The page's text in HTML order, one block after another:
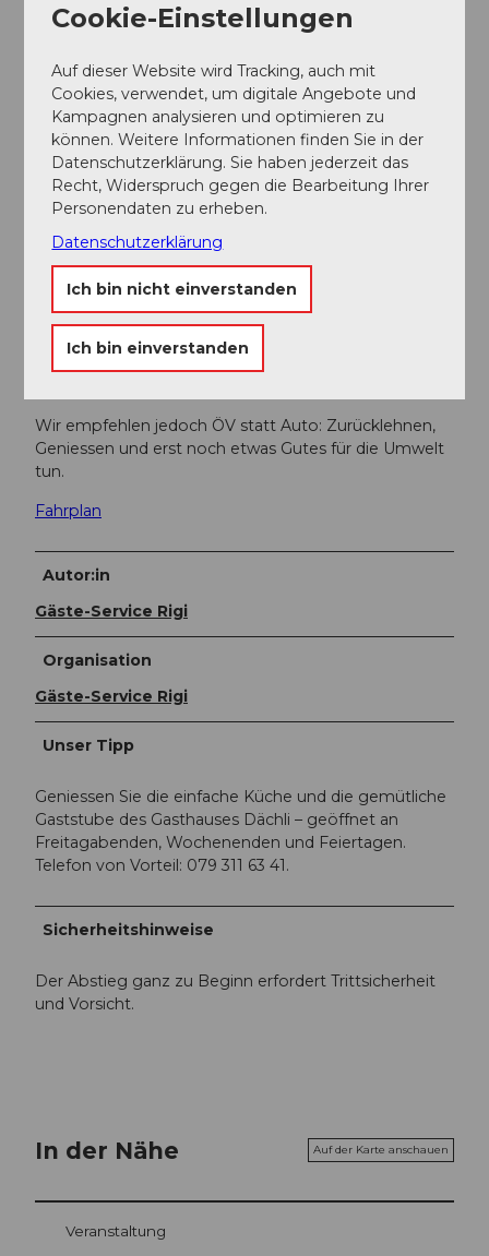
Anfahrt
Mit Bahn bis Goldau, dann mit der Zahnradbahn bis
Rigi Kulm und ab Kräbel wieder zurück nach Goldau
Anfahrt Auto
Direktanschluss ab Autobahn zur Station A4 der Rigi
Bahn
Parken
Kräbel stehen Ihnen gebührenpflichtige Parkplätze
zur Verfügung.
Wir empfehlen jedoch ÖV statt Auto: Zurücklehnen,
Geniessen und erst noch etwas Gutes für die Umwelt
tun.
Fahrplan
Autor:in
Gäste-Service Rigi
Organisation
Gäste-Service Rigi
Unser Tipp
Geniessen Sie die einfache Küche und die gemütliche
Gaststube des Gasthauses Dächli – geöffnet an
Freitagabenden, Wochenenden und Feiertagen.
Telefon von Vorteil: 079 311 63 41.
Sicherheitshinweise
Der Abstieg ganz zu Beginn erfordert Trittsicherheit
und Vorsicht.
In der Nähe Auf der Karte anschauen
Veranstaltung
Cookie-Einstellungen
Auf dieser Website wird Tracking, auch mit
Cookies, verwendet, um digitale Angebote und
Kampagnen analysieren und optimieren zu
können. Weitere Informationen finden Sie in der
Datenschutzerklärung. Sie haben jederzeit das
Recht, Widerspruch gegen die Bearbeitung Ihrer
Personendaten zu erheben.
Datenschutzerklärung
Ich bin nicht einverstanden
Ich bin einverstanden